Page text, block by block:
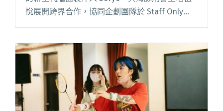
悅展開跨界合作，協同企劃團隊於 Staff Only
曲製作人Sōryo搭擋海豚刑警伍悅 釋出Live
Session影像結合AR技術"